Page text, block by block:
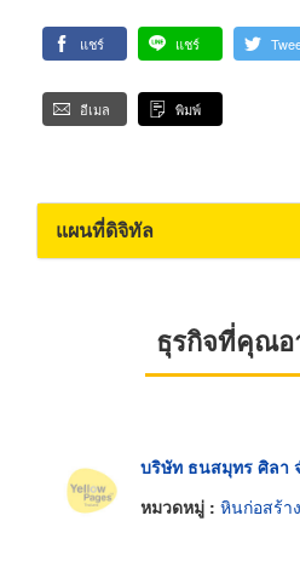
แชร์ แชร์
อีเมล พิมพ์
แผนที่ดิจิทัล
ธุรกิจที่คุณอ
บริษัท ธนสมุทร ศิลา
หมวดหมู่ : หินก่อสร้าง